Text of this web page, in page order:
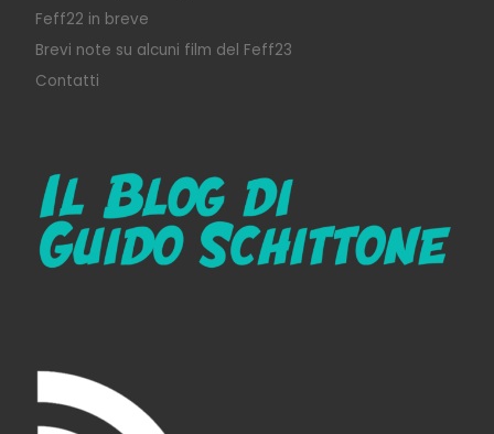
Feff22 in breve
Brevi note su alcuni film del Feff23
Contatti